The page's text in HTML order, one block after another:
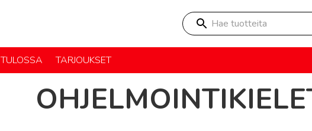
Hae tuotteita
TULOSSA TARJOUKSET